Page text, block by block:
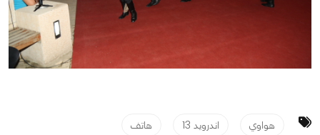
هواوي اندرويد 13 هاتف